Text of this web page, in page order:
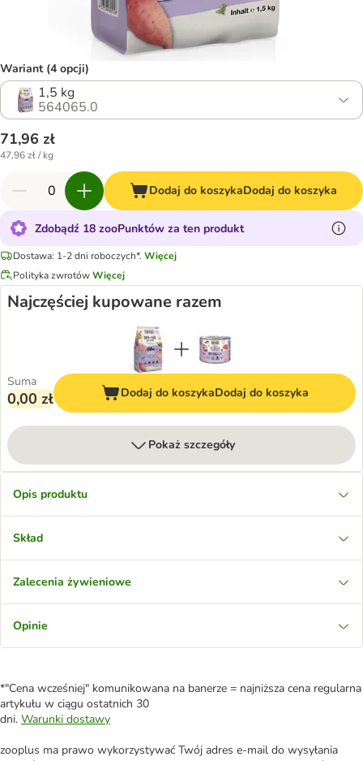
Wariant (4 opcji)
1,5 kg
564065.0
71,96 zł
47,96 zł / kg
Dodaj do koszykaDodaj do koszyka
Zdobądź 18 zooPunktów za ten produkt
Dostawa: 1-2 dni roboczych*. Więcej
Polityka zwrotówWięcej
Najczęściej kupowane razem
Suma
0,00 zł Dodaj do koszykaDodaj do koszyka
Pokaż szczegóły
Opis produktu
Skład
Zalecenia żywieniowe
Opinie
*"Cena wcześniej" komunikowana na banerze = najniższa cena regularna
artykułu w ciągu ostatnich 30
dni. Warunki dostawy
zooplus ma prawo wykorzystywać Twój adres e-mail do wysyłania